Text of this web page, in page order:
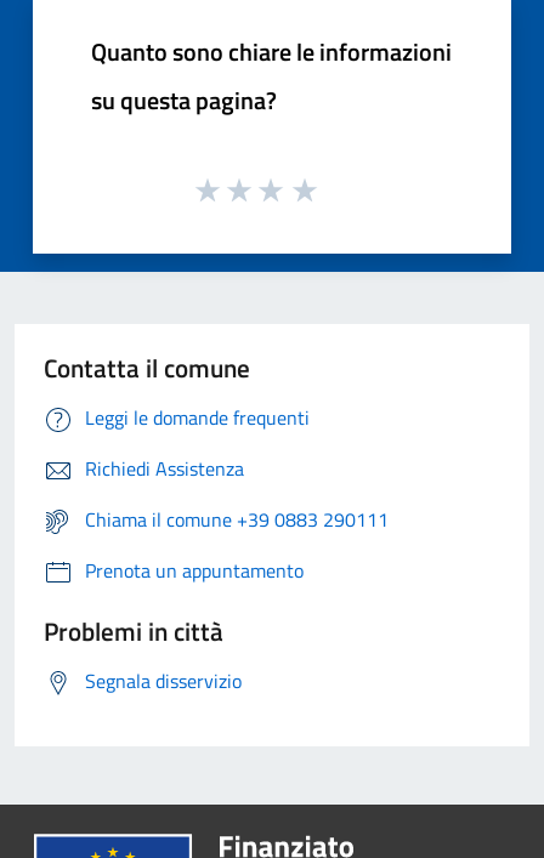
Quanto sono chiare le informazioni
su questa pagina?
Contatta il comune
Leggi le domande frequenti
Richiedi Assistenza
Chiama il comune +39 0883 290111
Prenota un appuntamento
Problemi in città
Segnala disservizio